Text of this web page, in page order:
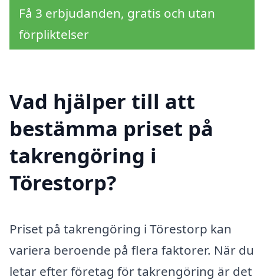
Få 3 erbjudanden, gratis och utan
förpliktelser
Vad hjälper till att
bestämma priset på
takrengöring i
Törestorp?
Priset på takrengöring i Törestorp kan
variera beroende på flera faktorer. När du
letar efter företag för takrengöring är det